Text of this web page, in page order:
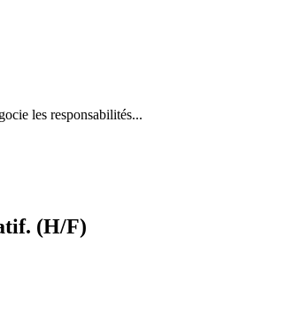
les responsabilités...
(H/F)